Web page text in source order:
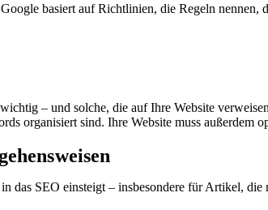
basiert auf Richtlinien, die Regeln
– und solche, die auf Ihre Website
organisiert sind. Ihre Website muss
das SEO einsteigt – insbesondere für Artikel,